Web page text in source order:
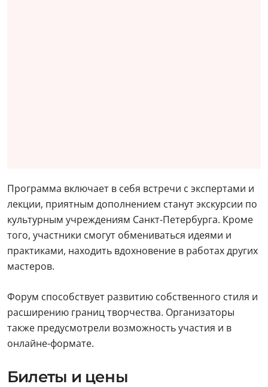
Программа включает в себя встречи с экспертами и
лекции, приятным дополнением станут экскурсии по
культурным учреждениям Санкт-Петербурга. Кроме
того, участники смогут обмениваться идеями и
практиками, находить вдохновение в работах других
мастеров.
Форум способствует развитию собственного стиля и
расширению границ творчества. Организаторы
также предусмотрели возможность участия и в
онлайне-формате.
Билеты и цены